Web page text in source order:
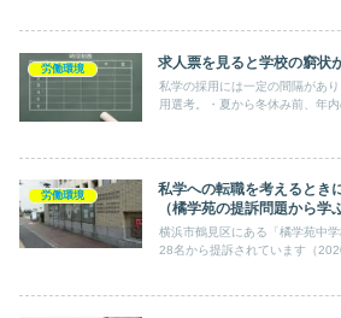
労働環境 求人票を見ると学校の窮状
私学の採用には一定の間隔があ
用選考。・夏から冬休み前、年内
労働環境
私学への転職を考えるとき
（橘学苑の提訴問題から学
横浜市鶴見区にある「橘学苑中
28名から提訴されています（